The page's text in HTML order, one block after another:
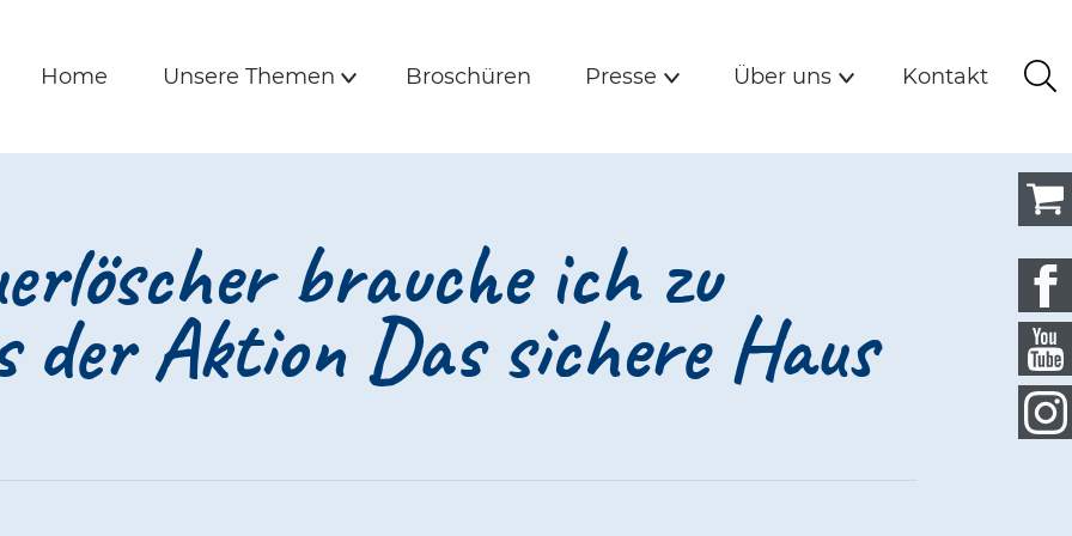
und Freunde | Detail
Hauptmenü
Home
Home Unsere Themen
Unsere Themen Broschüren
Broschüren Presse
Presse Über uns
Über uns Kontakt
Kontakt
brauche ich zu
der Aktion Das sichere Haus